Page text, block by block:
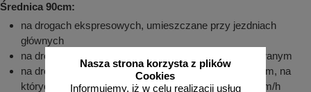
Nasza strona korzysta z plików
Cookies
Informujemy, iż w celu realizacji usług
Średnica 90cm:
na drogach ekspresowych, umieszczane przy jezdniach
głównych
na drogach dwujezdniowych poza obszarem zabudowanym
na drogach dwujezdniowych w obszarze zabudowanym, na
których dopuszczalna prędkość jest większa niż 60 km/h